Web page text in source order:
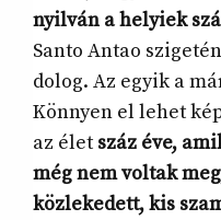
nyilván a helyiek
Santo Antao
dolog. Az egyik a
Könnyen el lehet
az élet száz éve,
még nem voltak
közlekedett, kis